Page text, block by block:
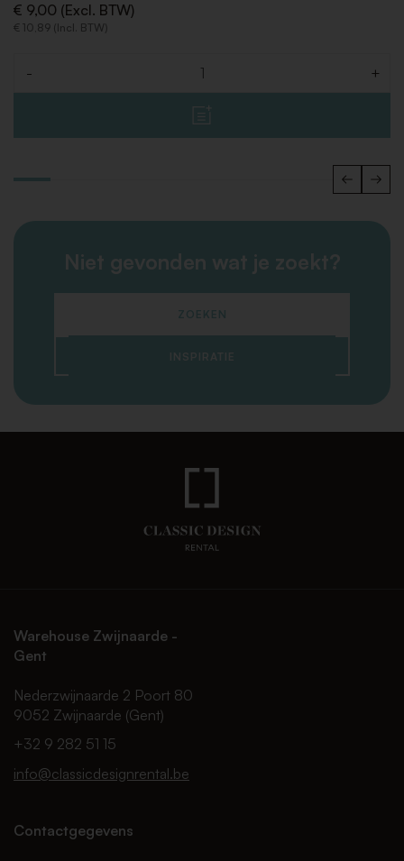
€ 9,00 (Excl. BTW)
€ 10,89 (Incl. BTW)
- +
Niet gevonden wat je zoekt?
ZOEKEN
INSPIRATIE
Warehouse Zwijnaarde -
Gent
Nederzwijnaarde 2 Poort 80
9052 Zwijnaarde (Gent)
+32 9 282 51 15
info@classicdesignrental.be
Contactgegevens